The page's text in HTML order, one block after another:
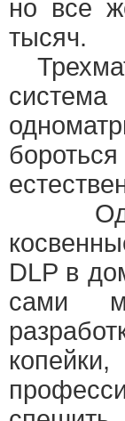
но все
тысяч.
DLP в
сами